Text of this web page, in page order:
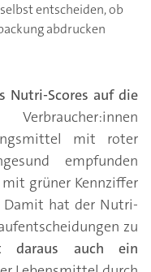
entscheiden, ob
abdrucken
Nutri-Scores auf die
mit roter
empfunden
grüner Kennziffer
Damit hat der Nutri-
zu
daraus auch ein